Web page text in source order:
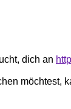
dich an
möchtest,